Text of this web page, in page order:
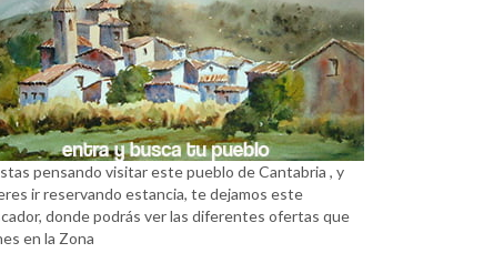
pensando visitar este pueblo de Cantabria , y
ir reservando estancia, te dejamos este
donde podrás ver las diferentes ofertas que
en la Zona